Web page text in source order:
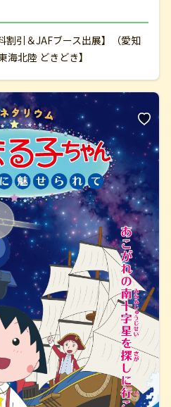
割引＆JAFブース出展】（愛知
北陸 どきどき】